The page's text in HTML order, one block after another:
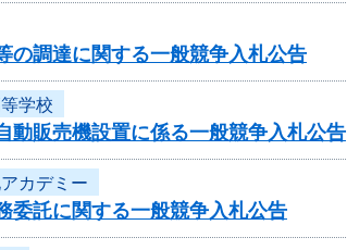
の調達に関する一般競争入札公告
学校
動販売機設置に係る一般競争入札公告
カデミー
委託に関する一般競争入札公告